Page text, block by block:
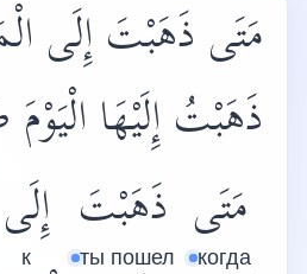
مَتَى ذَهَبْتَ إِلَى
ذَهَبْتُ إِلَيْهَا
مَتَى
когда
ذَهَبْتَ
ты пошел
إِلَى
к